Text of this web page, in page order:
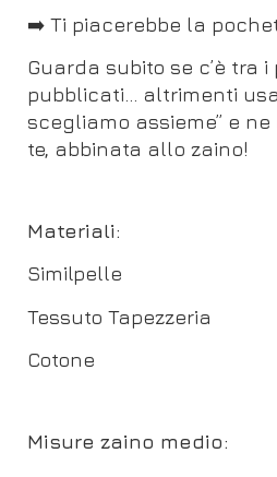
➡️ Ti piacerebbe la
Guarda subito se c’è tra
pubblicati… altrimenti usa
scegliamo assieme” e
te, abbinata allo zaino!
Materiali:
Similpelle
Tessuto Tapezzeria
Cotone
Misure zaino medio: